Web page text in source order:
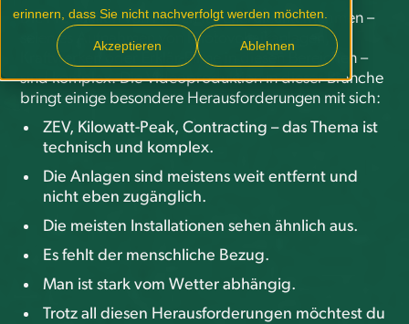
erinnern, dass Sie nicht nachverfolgt werden möchten.
Akzeptieren Ablehnen
Die Produktion von Filmen für Energieunternehmen –
seien es Aufnahmen von Photovoltaikanlagen,
Kraftwerken oder Erklär-Filme in diesen Bereichen –
sind komplex. Die Videoproduktion in dieser Branche
bringt einige besondere Herausforderungen mit sich:
ZEV, Kilowatt-Peak, Contracting – das Thema ist
technisch und komplex.
Die Anlagen sind meistens weit entfernt und
nicht eben zugänglich.
Die meisten Installationen sehen ähnlich aus.
Es fehlt der menschliche Bezug.
Man ist stark vom Wetter abhängig.
Trotz all diesen Herausforderungen möchtest du